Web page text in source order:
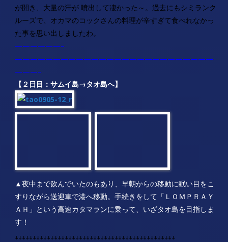
が開き、大量の汗が 噴出して凄かった～。過去にもシミランク
ルーズで、オカマのコックさんの料理が辛すぎて食べれなかっ
た事を思い出しましたわ。
——————–
——————————————————————————
———–
【２日目：サムイ島→タオ島へ】
▲夜中まで飲んでいたのもあり、早朝からの移動に眠い目をこ
すりながら送迎車で港へ移動。手続きをして「ＬＯＭＰＲＡＹ
ＡＨ」という高速カタマランに乗って、いざタオ島を目指しま
す！
↓↓↓↓↓↓↓↓↓↓↓↓↓↓↓↓↓↓↓↓↓↓↓↓↓↓↓↓↓↓↓↓↓↓↓↓↓↓↓↓↓↓↓↓↓